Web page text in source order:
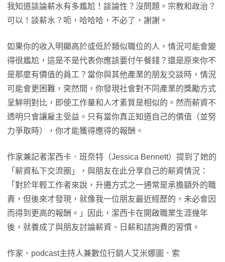
我知道談論薪水有多尷尬！談論性？沒問題。宗教和政治？
可以！談薪水？呃，哈哈哈，不必了，謝謝。
如果你的收入明顯高於或低於類似職位的人，情況可能會變
得很尷尬，這是不是代表你應該要付午餐錢？還是原來你不
是那麼有價值的員工？當你與其他產業的朋友交談時，情況
可能會更困難，突然間，你發現社會對不同產業的獎勵方式
呈鮮明對比，即使工作量和人才素質是相似的。然而薪資不
透明只會讓雇主受益。只有當你真正知道自己的價值（並努
力爭取時），你才能獲得應得的報酬。
作家兼記者潔西卡．班奈特（Jessica Bennett）提到了她的
「薪資私下交流圈」，與朋友在此分享自己的薪資情況：
「對於年輕工作者來說，升遷方式之一通常是承擔額外的職
責，但後來才發現，就像我一位朋友最近經歷的，未必會因
而得到更高的報酬。」因此，潔西卡在開啟職業生涯幾年
後，就養成了與朋友討論薪資、日薪和諮詢費的習慣。
作家、podcast主持人兼數位行銷人艾米娜圖．索